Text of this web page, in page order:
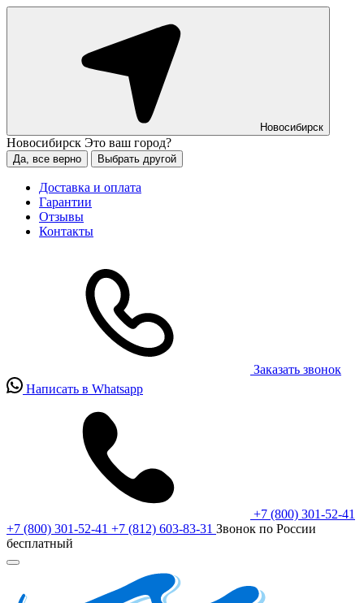
Новосибирск
Новосибирск Это ваш город?
Да, все верно Выбрать другой
Доставка и оплата
Гарантии
Отзывы
Контакты
Заказать звонок
Написать в Whatsapp
+7 (800) 301-52-41
+7 (800) 301-52-41 +7 (812) 603-83-31 Звонок по России
бесплатный